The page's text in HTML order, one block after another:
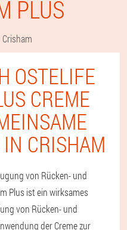
PLUS
Crisham
OSTELIFE
CREME
CRISHAM
von Rücken- und
Plus ist ein wirksames
von Rücken- und
der Creme zur